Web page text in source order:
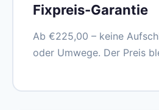
Fixpreis-Garantie
Ab €225,00 – keine
oder Umwege. Der Preis